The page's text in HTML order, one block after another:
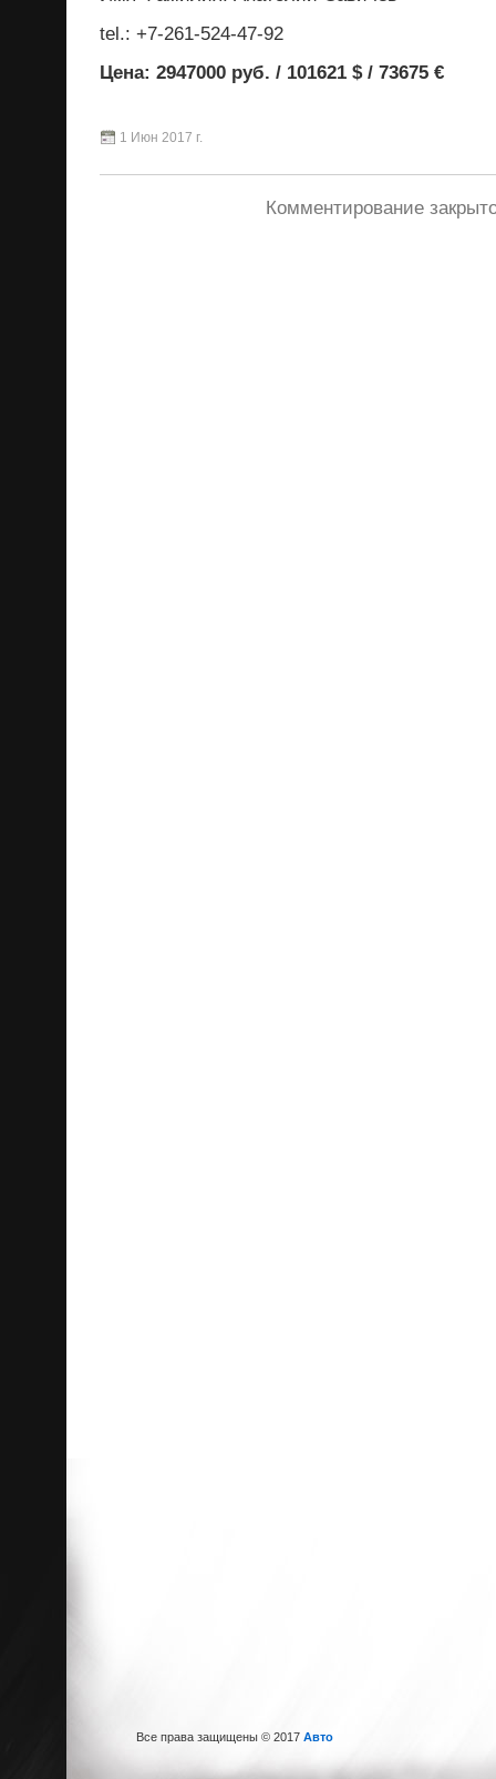
tel.: +7-261-524-47-92
Цена: 2947000 руб. / 101621 $ / 73675 €
1 Июн 2017 г.
Комментирование
Все права защищены © 2017 Авто